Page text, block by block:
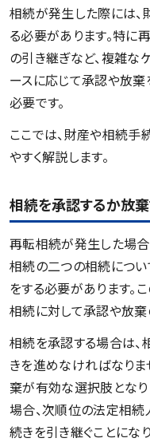
相続が発生した際には、
る必要があります。特に
の引き継ぎなど、複雑な
ースに応じて承認や放
必要です。
ここでは、財産や相続手
やすく解説します。
相続を承認するか放
再転相続が発生した場
相続の二つの相続につ
をする必要があります。
相続に対して承認や放棄
相続を承認する場合は
きを進めなければなりま
棄が有効な選択肢となり
場合、次順位の法定相
続きを引き継ぐことにな